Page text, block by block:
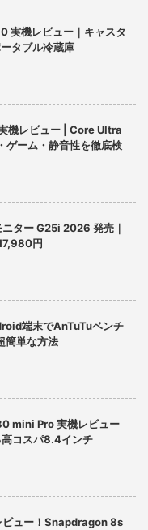
実機レビュー｜キャスタ
タブル冷蔵庫
機レビュー | Core Ultra
ゲーム・静音性を徹底検
ター G25i 2026 発売｜
円
端末でAnTuTuベンチ
簡単な方法
mini Pro 実機レビュー
高コスパ8.4インチ
ュー！Snapdragon 8s